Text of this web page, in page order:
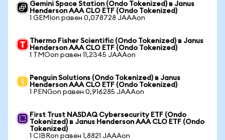
Gemini Space Station (Ondo Tokenized) в Janus
Henderson AAA CLO ETF (Ondo Tokenized)
1 GEMIon равен 0,078728 JAAAon
Thermo Fisher Scientific (Ondo Tokenized) в Janus
Henderson AAA CLO ETF (Ondo Tokenized)
1 TMOon равен 11,2345 JAAAon
Penguin Solutions (Ondo Tokenized) в Janus
Henderson AAA CLO ETF (Ondo Tokenized)
1 PENGon равен 0,916285 JAAAon
First Trust NASDAQ Cybersecurity ETF (Ondo
Tokenized) в Janus Henderson AAA CLO ETF (Ondo
Tokenized)
1 CIBRon равен 1,8821 JAAAon